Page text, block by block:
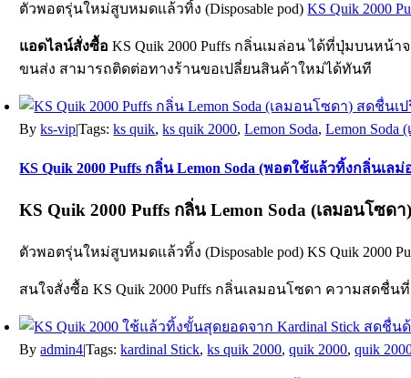
ตัวพอตรุ่นใหม่สูบหมดแล้วทิ้ง (Disposable pod) KS Quik 2000
แอดไลน์สั่งซื้อ KS Quik 2000 Puffs กลิ่นเมล่อน ได้ที่ปุ่มบนห
ขนส่ง สามารถติดต่อทางร้านขอเปลี่ยนสินค้าใหม่ได้ทันที
Byks-vip|Tags:ks quik,ks quik 2000,Lemon Soda,Lemon Soda
KS Quik 2000 Puffs กลิ่น Lemon Soda (พอตใช้แล้วทิ้งกลิ่นเล
KS Quik 2000 Puffs กลิ่น Lemon Soda (เลมอนโซดา)
ตัวพอตรุ่นใหม่สูบหมดแล้วทิ้ง (Disposable pod) KS Quik 2000
สนใจสั่งซื้อ KS Quik 2000 Puffs กลิ่นเลมอนโซดา ความสดชื่
Byadmin4|Tags:kardinal Stick,ks quik 2000,quik 2000,quik